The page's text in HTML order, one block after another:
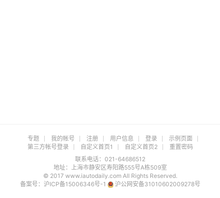
专题 我的帐号 注册 用户信息 登录
示例页面
第三方帐号登录
自定义首页1 自定义首页2
重置密码
联系电话：021-64686512
地址：上海市静安区寿阳路555号A栋509室
© 2017 www.iautodaily.com All Rights Reserved.
备案号： 沪ICP备15006346号-1 沪公网安备31010602009278号